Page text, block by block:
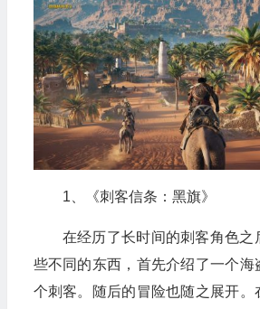
1、《刺客信条：黑旗》
在经历了长时间的刺客角色之
些不同的东西，首先介绍了一个海
个刺客。随后的冒险也随之展开。